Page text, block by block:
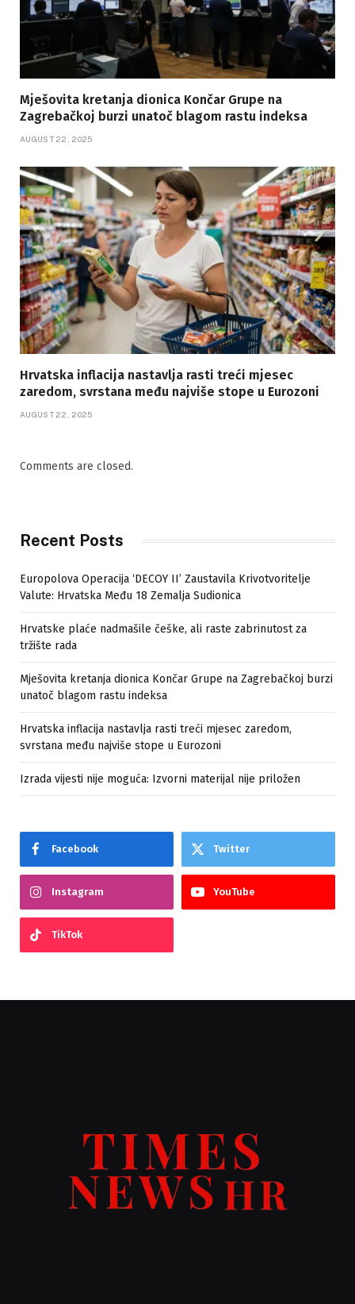
Mješovita kretanja dionica Končar Grupe na
Zagrebačkoj burzi unatoč blagom rastu indeksa
AUGUST 22, 2025
Hrvatska inflacija nastavlja rasti treći mjesec
zaredom, svrstana među najviše stope u Eurozoni
AUGUST 22, 2025
Comments are closed.
Recent Posts
Europolova Operacija ‘DECOY II’ Zaustavila Krivotvoritelje
Valute: Hrvatska Među 18 Zemalja Sudionica
Hrvatske plaće nadmašile češke, ali raste zabrinutost za
tržište rada
Mješovita kretanja dionica Končar Grupe na Zagrebačkoj burzi
unatoč blagom rastu indeksa
Hrvatska inflacija nastavlja rasti treći mjesec zaredom,
svrstana među najviše stope u Eurozoni
Izrada vijesti nije moguća: Izvorni materijal nije priložen
Facebook Twitter
Instagram YouTube
TikTok